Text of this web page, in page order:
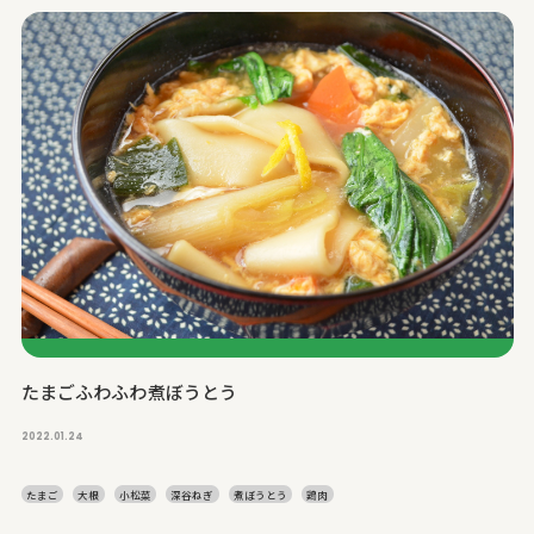
たまごふわふわ煮ぼうとう
2022.01.24
たまご 大根 小松菜 深谷ねぎ 煮ぼうとう 鶏肉